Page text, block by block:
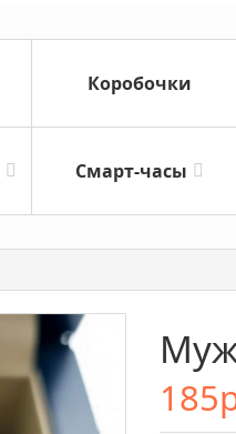
Коробочки
Смарт-часы